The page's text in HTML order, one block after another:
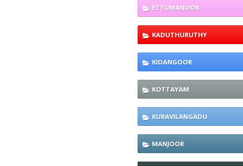
ETTUMANOOR
KADUTHURUTHY
KIDANGOOR
KOTTAYAM
KURAVILANGADU
MANJOOR